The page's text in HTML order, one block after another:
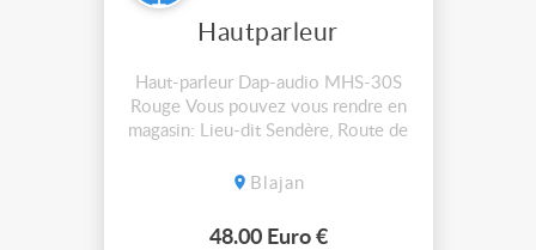
Hautparleur
Haut-parleur Dap-audio MHS-30S
Rouge Vous pouvez vous rendre en
magasin: Lieu-dit Sendère, Route de
lundi au vendredi de 9h à 17h en
FRANCE ENTIÈRE Pour tout
Blajan
48.00 Euro €